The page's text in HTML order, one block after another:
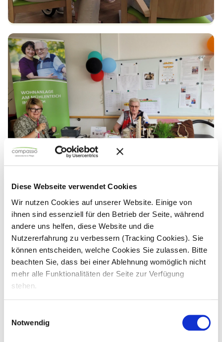
Diese Webseite verwendet Cookies
Wir nutzen Cookies auf unserer Website. Einige von
ihnen sind essenziell für den Betrieb der Seite, während
andere uns helfen, diese Website und die
Nutzererfahrung zu verbessern (Tracking Cookies). Sie
können entscheiden, welche Cookies Sie zulassen. Bitte
beachten Sie, dass bei einer Ablehnung womöglich nicht
mehr alle Funktionalitäten der Seite zur Verfügung
stehen.
Notwendig